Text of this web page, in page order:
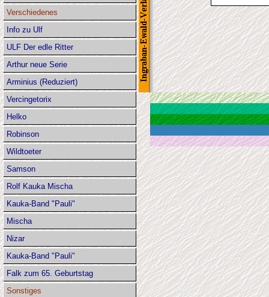
Verschiedenes
Info zu Ulf
ULF Der edle Ritter
Arthur neue Serie
Arminius (Reduziert)
Vercingetorix
Helko
Robinson
Wildtoeter
Samson
Rolf Kauka Mischa
Kauka-Band "Pauli"
Mischa
Nizar
Kauka-Band "Pauli"
Falk zum 65. Geburtstag
Sonstiges